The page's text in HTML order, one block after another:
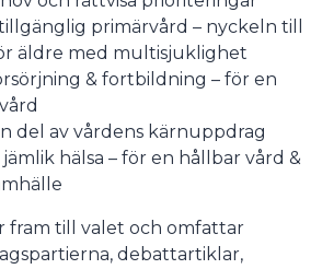
primärvård – nyckeln till
äldre med multisjuklighet
& fortbildning – för en
del av vårdens kärnuppdrag
hälsa – för en hållbar vård &
fram till valet och omfattar
debattartiklar,